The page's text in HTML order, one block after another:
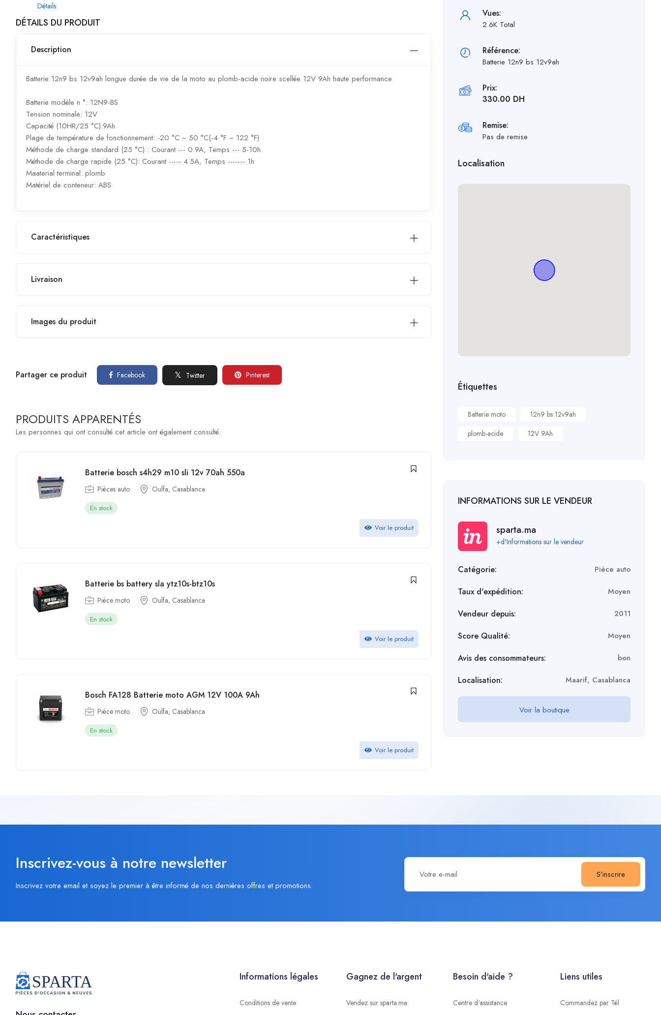
Détails
DÉTAILS DU PRODUIT
Description
Batterie 12n9 bs 12v9ah longue durée de vie de la moto au plomb-acide noire scellée 12V 9Ah haute performance
Batterie modèle n °: 12N9-BS
Tension nominale: 12V
Capacité (10HR/25 °C):9Ah
Plage de température de fonctionnement: -20 °C ~ 50 °C(-4 °F ~ 122 °F)
Méthode de charge standard (25 °C) : Courant --- 0.9A, Temps --- 5-10h
Méthode de charge rapide (25 °C): Courant ----- 4.5A, Temps ------- 1h
Maaterial terminal: plomb
Matériel de conteneur: ABS
Caractéristiques
Livraison
Images du produit
Partager ce produit Facebook Twitter Pinterest
PRODUITS APPARENTÉS
Les personnes qui ont consulté cet article ont également consulté:
Batterie bosch s4h29 m10 sli 12v 70ah 550a
Pièces auto Oulfa, Casablanca
En stock
Voir le produit
Batterie bs battery sla ytz10s-btz10s
Pièce moto Oulfa, Casablanca
En stock
Voir le produit
Bosch FA128 Batterie moto AGM 12V 100A 9Ah
Pièce moto Oulfa, Casablanca
En stock
Voir le produit
Vues:
2.6K Total
Référence:
Batterie 12n9 bs 12v9ah
Prix:
330.00 DH
Remise:
Pas de remise
Localisation
Étiquettes
Batterie moto
12n9 bs 12v9ah
plomb-acide
12V 9Ah
INFORMATIONS SUR LE VENDEUR
sparta.ma
+d'Informations sur le vendeur
Catégorie: Pièce auto
Taux d'expédition: Moyen
Vendeur depuis: 2011
Score Qualité: Moyen
Avis des consommateurs: bon
Localisation: Maarif, Casablanca
Voir la boutique
Inscrivez-vous à notre newsletter
Inscrivez votre email et soyez le premier à être informé de nos dernières offres et promotions.
S'inscrire
Informations légales
Conditions de vente
Gagnez de l'argent
Vendez sur sparta.ma
Besoin d'aide ?
Centre d'assistance
Liens utiles
Commandez par Tél